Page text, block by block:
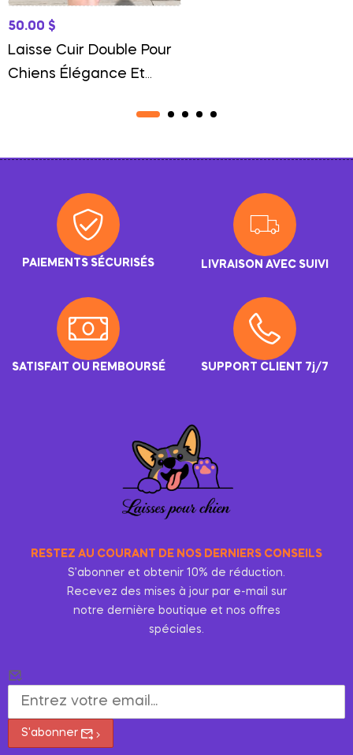
50.00 $
Laisse Cuir Double Pour
Chiens Élégance Et
PAIEMENTS SÉCURISÉS LIVRAISON AVEC SUIVI
SATISFAIT OU REMBOURSÉ SUPPORT CLIENT 7j/7
RESTEZ AU COURANT DE NOS DERNIERS CONSEILS
S’abonner et obtenir 10% de réduction.
Recevez des mises à jour par e-mail sur
notre dernière boutique et nos offres
spéciales.
S'abonner